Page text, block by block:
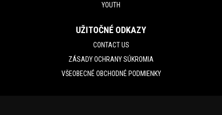
YOUTH
UŽITOČNÉ ODKAZY
CONTACT US
ZÁSADY OCHRANY SÚKROMIA
VŠEOBECNÉ OBCHODNÉ PODMIENKY